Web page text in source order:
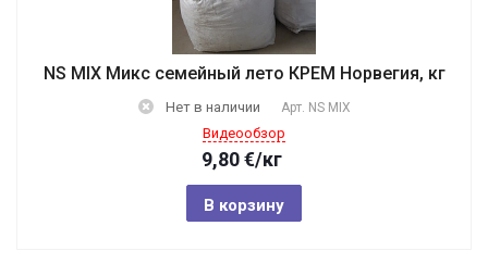
NS MIX Микс семейный лето КРЕМ Норвегия, кг
Нет в наличии Арт. NS MIX
Видеообзор
9,80€/кг
В корзину